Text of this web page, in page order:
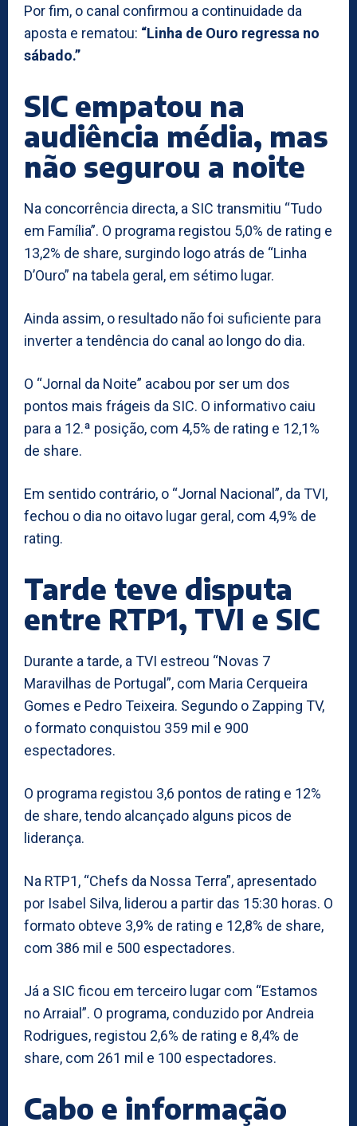
Por fim, o canal confirmou a continuidade da
aposta e rematou: “Linha de Ouro regressa no
sábado.”
SIC empatou na
audiência média, mas
não segurou a noite
Na concorrência directa, a SIC transmitiu “Tudo
em Família”. O programa registou 5,0% de rating e
13,2% de share, surgindo logo atrás de “Linha
D’Ouro” na tabela geral, em sétimo lugar.
Ainda assim, o resultado não foi suficiente para
inverter a tendência do canal ao longo do dia.
O “Jornal da Noite” acabou por ser um dos
pontos mais frágeis da SIC. O informativo caiu
para a 12.ª posição, com 4,5% de rating e 12,1%
de share.
Em sentido contrário, o “Jornal Nacional”, da TVI,
fechou o dia no oitavo lugar geral, com 4,9% de
rating.
Tarde teve disputa
entre RTP1, TVI e SIC
Durante a tarde, a TVI estreou “Novas 7
Maravilhas de Portugal”, com Maria Cerqueira
Gomes e Pedro Teixeira. Segundo o Zapping TV,
o formato conquistou 359 mil e 900
espectadores.
O programa registou 3,6 pontos de rating e 12%
de share, tendo alcançado alguns picos de
liderança.
Na RTP1, “Chefs da Nossa Terra”, apresentado
por Isabel Silva, liderou a partir das 15:30 horas. O
formato obteve 3,9% de rating e 12,8% de share,
com 386 mil e 500 espectadores.
Já a SIC ficou em terceiro lugar com “Estamos
no Arraial”. O programa, conduzido por Andreia
Rodrigues, registou 2,6% de rating e 8,4% de
share, com 261 mil e 100 espectadores.
Cabo e informação